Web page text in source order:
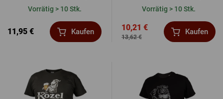
Vorrätig > 10 Stk.
11,95 € Kaufen
Vorrätig > 10 Stk.
13,62 €
10,21 € Kaufen